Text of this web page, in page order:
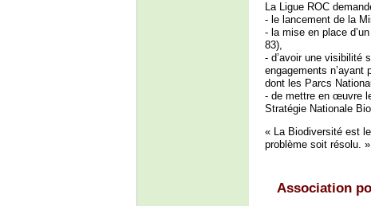
La Ligue ROC
- le lancement de la
- la mise en place
83),
- d’avoir une visibilité
engagements n’ayant
dont les Parcs
- de mettre en œuvre
Stratégie Nationale
« La Biodiversité est
problème soit résolu. »
Association